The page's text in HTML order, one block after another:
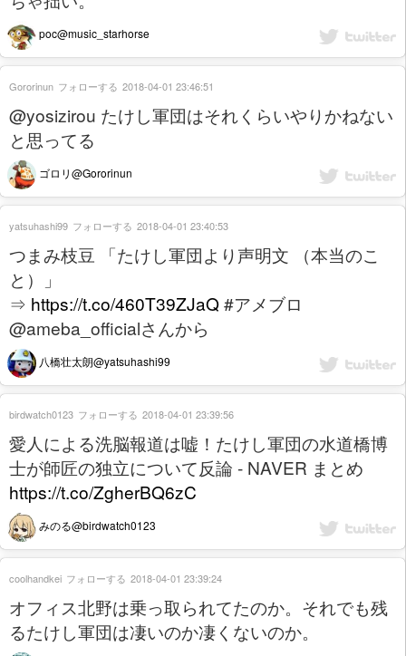
poc@music_starhorse
@yosizirou たけし軍団はそれくらいやりかねない
と思ってる
ゴロリ@Gororinun
Gororinun フォローする 2018-04-01 23:46:51
つまみ枝豆 「たけし軍団より声明文 （本当のこ
と）」
⇒ https://t.co/460T39ZJaQ#アメブロ
@ameba_officialさんから
八橋壮太朗@yatsuhashi99
yatsuhashi99 フォローする 2018-04-01 23:40:53
愛人による洗脳報道は嘘！たけし軍団の水道橋博
士が師匠の独立について反論 - NAVER まとめ
https://t.co/ZgherBQ6zC
みのる@birdwatch0123
birdwatch0123 フォローする 2018-04-01 23:39:56
オフィス北野は乗っ取られてたのか。それでも残
るたけし軍団は凄いのか凄くないのか。
coolhandkei フォローする 2018-04-01 23:39:24